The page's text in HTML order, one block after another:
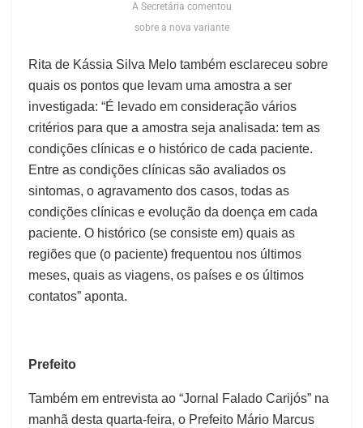
A Secretária comentou
sobre a nova variante
Rita de Kássia Silva Melo também esclareceu sobre
quais os pontos que levam uma amostra a ser
investigada: “É levado em consideração vários
critérios para que a amostra seja analisada: tem as
condições clínicas e o histórico de cada paciente.
Entre as condições clínicas são avaliados os
sintomas, o agravamento dos casos, todas as
condições clínicas e evolução da doença em cada
paciente. O histórico (se consiste em) quais as
regiões que (o paciente) frequentou nos últimos
meses, quais as viagens, os países e os últimos
contatos” aponta.
Prefeito
Também em entrevista ao “Jornal Falado Carijós” na
manhã desta quarta-feira, o Prefeito Mário Marcus